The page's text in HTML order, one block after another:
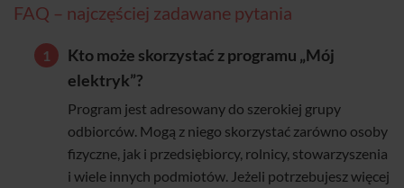
FAQ – najczęściej zadawane pytania
Kto może skorzystać z programu „Mój
elektryk”?
Program jest adresowany do szerokiej grupy
odbiorców. Mogą z niego skorzystać zarówno osoby
fizyczne, jak i przedsiębiorcy, rolnicy, stowarzyszenia
i wiele innych podmiotów. Jeżeli potrzebujesz więcej